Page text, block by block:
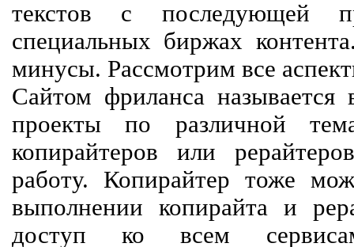
текстов с последующей
специальных биржах
минусы. Рассмотрим все
Сайтом фриланса называется
проекты по различной
копирайтеров или
работу. Копирайтер тоже
выполнении копирайта и
доступ ко всем